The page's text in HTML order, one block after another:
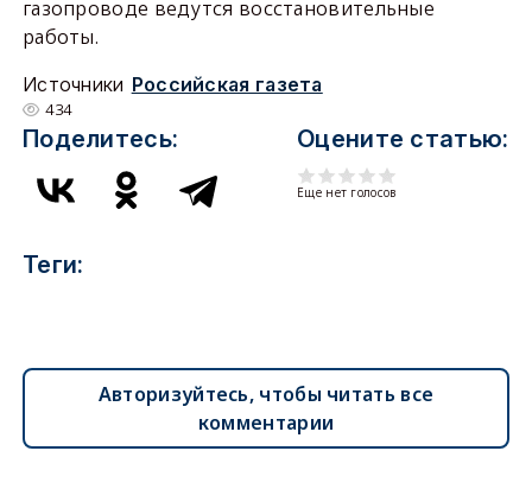
газопроводе ведутся восстановительные
работы.
Источники Российская газета
434
Поделитесь: Оцените статью:
Еще нет голосов
Теги:
Авторизуйтесь, чтобы читать все
комментарии